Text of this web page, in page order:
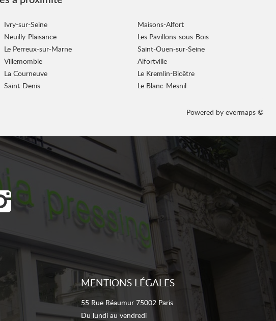
Ivry-sur-Seine
Neuilly-Plaisance
Le Perreux-sur-Marne
Villemomble
La Courneuve
Saint-Denis
Maisons-Alfort
Les Pavillons-sous-Bois
Saint-Ouen-sur-Seine
Alfortville
Le Kremlin-Bicêtre
Le Blanc-Mesnil
Powered by evermaps ©
MENTIONS LÉGALES
55 Rue Réaumur 75002 Paris
Du lundi au vendredi